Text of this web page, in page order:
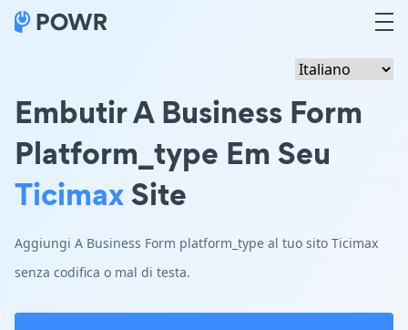
Embutir A Business Form
Platform_type Em Seu
TicimaxSite
Aggiungi A Business Form platform_type al tuo sito Ticimax
senza codifica o mal di testa.